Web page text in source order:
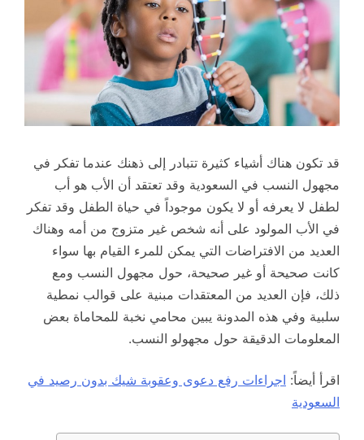
قد تكون هناك أشياء كثيرة تتبادر إلى ذهنك عندما تفكر في
مجهول النسب في السعودية وقد تعتقد أن الأب هو أب
لطفل لا يعرفه أو لا يكون موجوداً في حياة الطفل وقد تفكر
في الأب المولود على أنه شخص غير متزوج من أمه وهناك
العديد من الافتراضات التي يمكن للمرء القيام بها سواء
كانت صحيحة أو غير صحيحة، حول مجهول النسب ومع
ذلك، فإن العديد من المعتقدات مبنية على قوالب نمطية
سلبية وفي هذه المدونة يبين محامي نخبة للمحاماة بعض
المعلومات الدقيقة حول مجهولو النسب.
اقرأ أيضاً: اجراءات رفع دعوى وعقوبة شيك بدون رصيد في
السعودية